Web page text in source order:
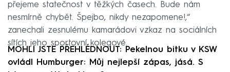
přejeme statečnost v těžkých časech. Bude nám
nesmírně chybět. Špejbo, nikdy nezapomene!,“
zanechali zesnulému kamarádovi vzkaz na sociálních
sítích jeho sportovní kolegové.
MOHLI JSTE PŘEHLÉDNOUT: Pekelnou bitku v KSW
ovládl Humburger: Můj nejlepší zápas, jásá. S